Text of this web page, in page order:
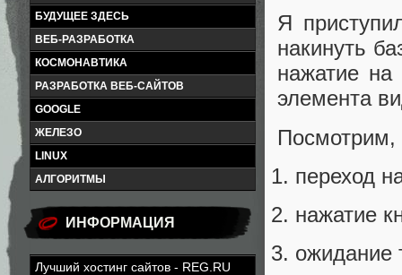
БУДУЩЕЕ ЗДЕСЬ
ВЕБ-РАЗРАБОТКА
КОСМОНАВТИКА
РАЗРАБОТКА ВЕБ-САЙТОВ
GOOGLE
ЖЕЛЕЗО
LINUX
АЛГОРИТМЫ
ИНФОРМАЦИЯ
Лучший хостинг сайтов - REG.RU
Я
накинуть
нажатие на
элемента
Посмотрим,
переход
нажатие
ожидание